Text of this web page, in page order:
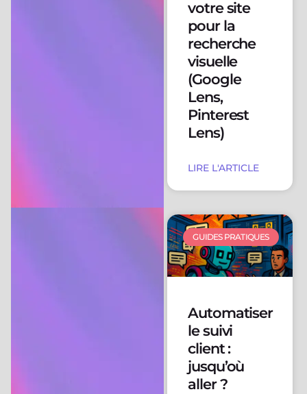
votre site
pour la
recherche
visuelle
(Google
Lens,
Pinterest
Lens)
LIRE L'ARTICLE
GUIDES PRATIQUES
Automatiser
le suivi
client :
jusqu’où
aller ?